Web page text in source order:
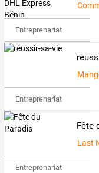
Entreprenariat
Entreprenariat
Fête
Last
Entreprenariat